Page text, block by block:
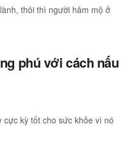
thôi thì người hâm mộ ở
phú với cách nấu
cực kỳ tốt cho sức khỏe vì nó